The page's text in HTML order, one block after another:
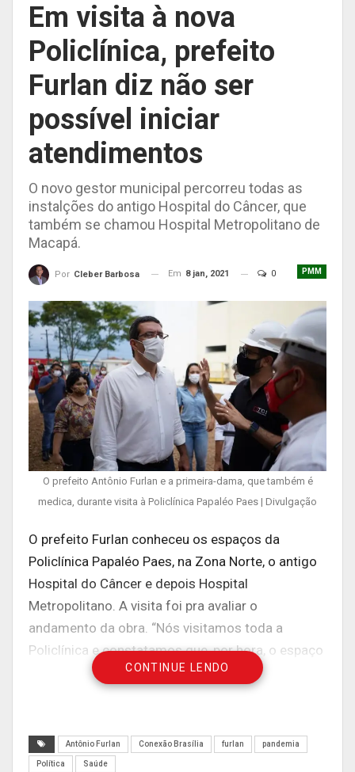
Em visita à nova
Policlínica, prefeito
Furlan diz não ser
possível iniciar
atendimentos
O novo gestor municipal percorreu todas as
instalções do antigo Hospital do Câncer, que
também se chamou Hospital Metropolitano de
Macapá.
PMM
Por Cleber Barbosa Em 8 jan, 2021 0
O prefeito Antônio Furlan e a primeira-dama, que também é
medica, durante visita à Policlínica Papaléo Paes | Divulgação
O prefeito Furlan conheceu os espaços da
Policlínica Papaléo Paes, na Zona Norte, o antigo
Hospital do Câncer e depois Hospital
Metropolitano. A visita foi pra avaliar o
andamento da obra. “Nós visitamos toda a
Policlínica e constatamos que, por hora, o espaço
não tem como funcionar. Falta terminar os
serviços da parte elétrica, acabamento, além de
humanos”, pontuou o prefeito.
CONTINUE LENDO
Antônio Furlan Conexão Brasília furlan pandemia
Política Saúde